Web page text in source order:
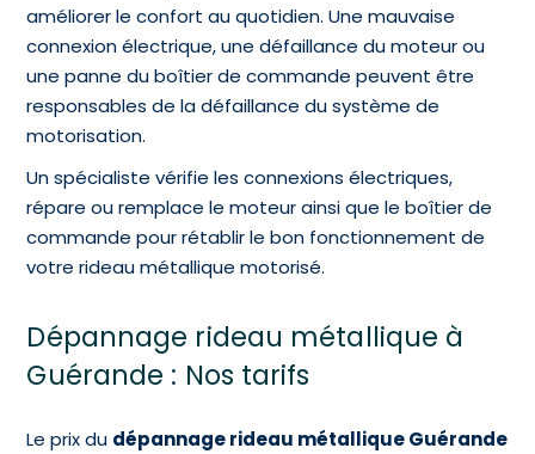
améliorer le confort au quotidien. Une mauvaise
connexion électrique, une défaillance du moteur ou
une panne du boîtier de commande peuvent être
responsables de la défaillance du système de
motorisation.
Un spécialiste vérifie les connexions électriques,
répare ou remplace le moteur ainsi que le boîtier de
commande pour rétablir le bon fonctionnement de
votre rideau métallique motorisé.
Dépannage rideau métallique à
Guérande : Nos tarifs
Le prix du dépannage rideau métallique Guérande